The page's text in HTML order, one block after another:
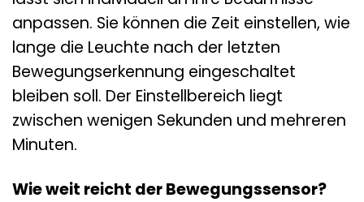
anpassen. Sie können die Zeit einstellen, wie
lange die Leuchte nach der letzten
Bewegungserkennung eingeschaltet
bleiben soll. Der Einstellbereich liegt
zwischen wenigen Sekunden und mehreren
Minuten.
Wie weit reicht der Bewegungssensor?